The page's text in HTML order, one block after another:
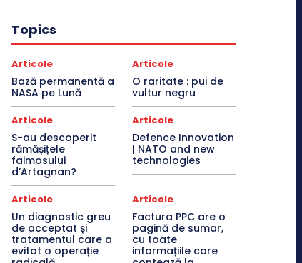
Topics
Articole
Bază permanentă a
NASA pe Lună
Articole
O raritate : pui de
vultur negru
Articole
S-au descoperit
rămășițele
faimosului
d’Artagnan?
Articole
Defence Innovation
| NATO and new
technologies
Articole
Un diagnostic greu
de acceptat și
tratamentul care a
evitat o operație
Articole
Factura PPC are o
pagină de sumar,
cu toate
informațiile care